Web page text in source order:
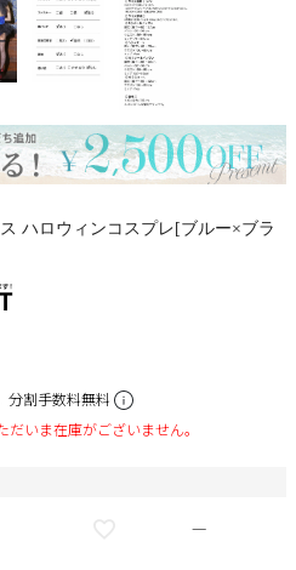
ハロウィンコスプレ[ブルー×ブラ
分割手数料無料
いま在庫がございません。
—